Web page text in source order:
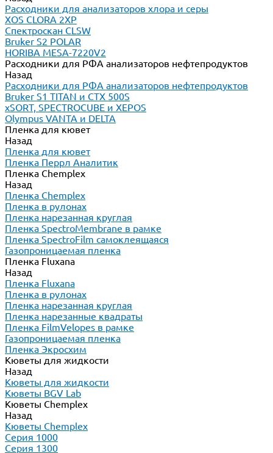
Расходники для анализаторов хлора и серы
XOS CLORA 2XP
Спектроскан CLSW
Bruker S2 POLAR
HORIBA MESA-7220V2
Расходники для РФА анализаторов нефтепродуктов
Назад
Расходники для РФА анализаторов нефтепродуктов
Bruker S1 TITAN и CTX 500S
xSORT, SPECTROCUBE и XEPOS
Olympus VANTA и DELTA
Пленка для кювет
Назад
Пленка для кювет
Пленка Перрл Аналитик
Пленка Chemplex
Назад
Пленка Chemplex
Пленка в рулонах
Пленка нарезанная круглая
Пленка SpectroMembrane в рамке
Пленка SpectroFilm самоклеящаяся
Газопроницаемая пленка
Пленка Fluxana
Назад
Пленка Fluxana
Пленка в рулонах
Пленка нарезанная круглая
Пленка нарезанные квадраты
Пленка FilmVelopes в рамке
Газопроницаемая пленка
Пленка Экросхим
Кюветы для жидкости
Назад
Кюветы для жидкости
Кюветы BGV Lab
Кюветы Chemplex
Назад
Кюветы Chemplex
Серия 1000
Серия 1300